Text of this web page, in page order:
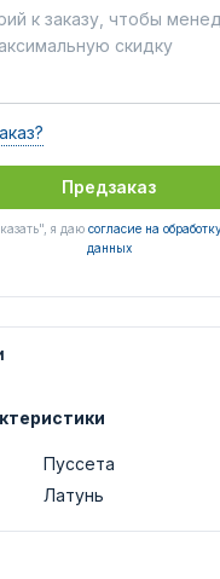
Предзаказ
я даю согласие на
данных
Пуссета
Латунь